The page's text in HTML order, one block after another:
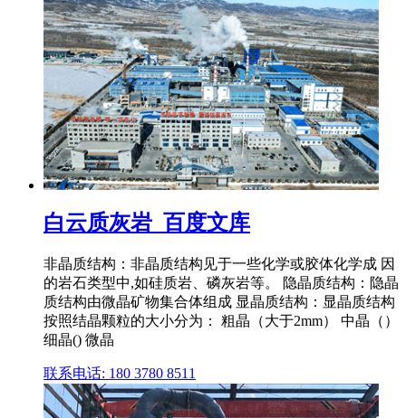
白云质灰岩_百度文库
非晶质结构：非晶质结构见于一些化学或胶体化学成 因
的岩石类型中,如硅质岩、磷灰岩等。 隐晶质结构：隐晶
质结构由微晶矿物集合体组成 显晶质结构：显晶质结构
按照结晶颗粒的大小分为： 粗晶（大于2mm） 中晶（）
细晶() 微晶
联系电话: 180 3780 8511